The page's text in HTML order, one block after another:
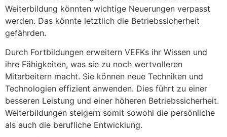
Weiterbildung könnten wichtige Neuerungen verpasst
werden. Das könnte letztlich die Betriebssicherheit
gefährden.
Durch Fortbildungen erweitern VEFKs ihr Wissen und
ihre Fähigkeiten, was sie zu noch wertvolleren
Mitarbeitern macht. Sie können neue Techniken und
Technologien effizient anwenden. Dies führt zu einer
besseren Leistung und einer höheren Betriebssicherheit.
Weiterbildungen steigern somit sowohl die persönliche
als auch die berufliche Entwicklung.